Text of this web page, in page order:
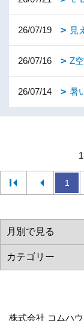
26/07/19 見
26/07/16 Z
26/07/14 暑
1
株式会社 コムハ